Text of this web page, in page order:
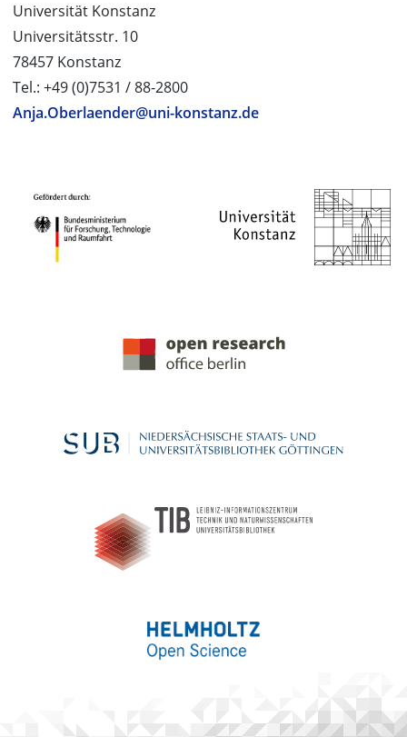
Universität Konstanz
Universitätsstr. 10
78457 Konstanz
Tel.: +49 (0)7531 / 88-2800
Anja.Oberlaender@uni-konstanz.de